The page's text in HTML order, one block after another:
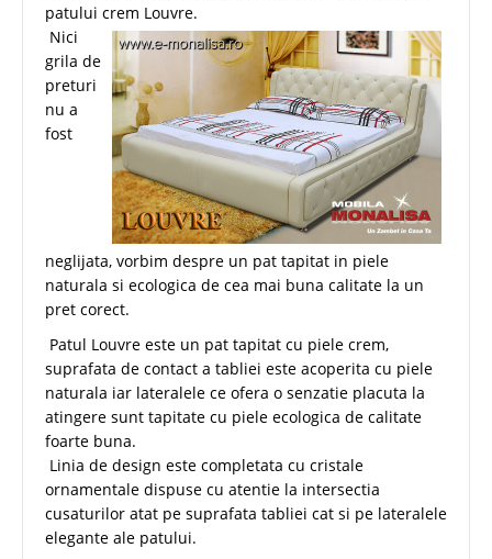
patului crem Louvre.
Nici
grila de
preturi
nu a
fost
neglijata, vorbim despre un pat tapitat in piele
naturala si ecologica de cea mai buna calitate la un
pret corect.
Patul Louvre este un pat tapitat cu piele crem,
suprafata de contact a tabliei este acoperita cu piele
naturala iar lateralele ce ofera o senzatie placuta la
atingere sunt tapitate cu piele ecologica de calitate
foarte buna.
Linia de design este completata cu cristale
ornamentale dispuse cu atentie la intersectia
cusaturilor atat pe suprafata tabliei cat si pe lateralele
elegante ale patului.